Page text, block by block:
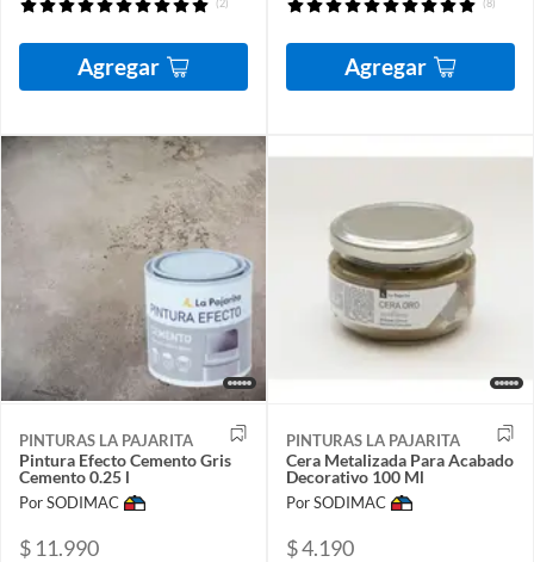
(2)
Agregar
(8)
Agregar
PINTURAS LA PAJARITA
Pintura Efecto Cemento Gris
Cemento 0.25 l
Por SODIMAC
$ 11.990
PINTURAS LA PAJARITA
Cera Metalizada Para Acabado
Decorativo 100 Ml
Por SODIMAC
$ 4.190